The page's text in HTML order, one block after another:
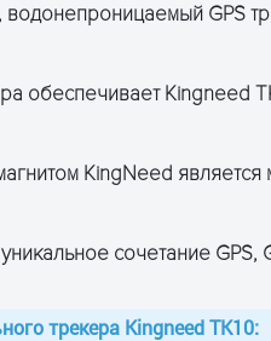
GPS
обеспечивает Kingneed
KingNeed является
сочетание GPS,
трекера Kingneed TK10: